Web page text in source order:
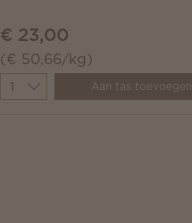
€ 23,00
(€ 50,66/kg)
Quantity
Aan tas toevoegen